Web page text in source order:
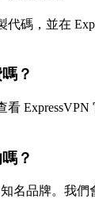
碼，並在
？
？
名品牌。我